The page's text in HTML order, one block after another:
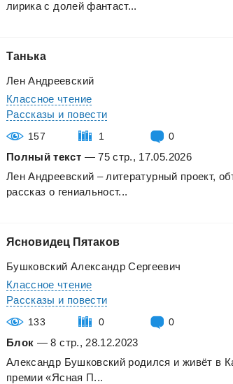
лирика с долей фантаст...
Танька
Лен Андреевский
Классное чтение
Рассказы и повести
157 1 0
Полный текст — 75 стр., 17.05.2026
Лен Андреевский – литературный проект,
рассказ о гениальност...
Ясновидец Пятаков
Бушковский Александр Сергеевич
Классное чтение
Рассказы и повести
133 0 0
Блок — 8 стр., 28.12.2023
Александр Бушковский родился и живёт в
премии «Ясная П...